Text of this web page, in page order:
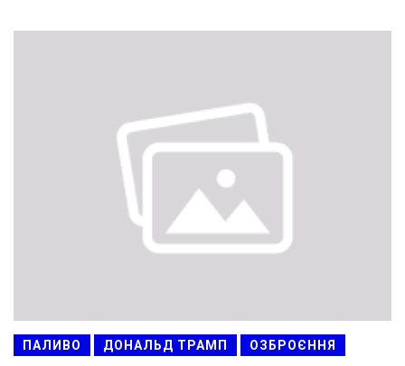
ПАЛИВО ДОНАЛЬД ТРАМП ОЗБРОЄННЯ